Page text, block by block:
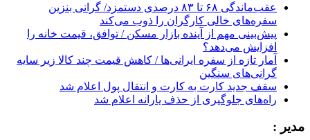
عقب‌ماندگی ۶۸ تا ۸۳ درصدی دستمزد/ گرانی بنزین
سفره‌های خالی کارگران را ذوب می‌کند
پیش‌بینی مهم از آینده بازار مسکن / توافق، قیمت خانه را
افزایش می‌دهد؟
آمار تازه از سفره ایرانی‌ها / کاهش قیمت چند کالا زیر سایه
گرانی‌های سنگین
سقف جدید کارت به کارت و انتقال پول اعلام شد
راه‌های جلوگیری از حذف یارانه اعلام شد
مدیر :